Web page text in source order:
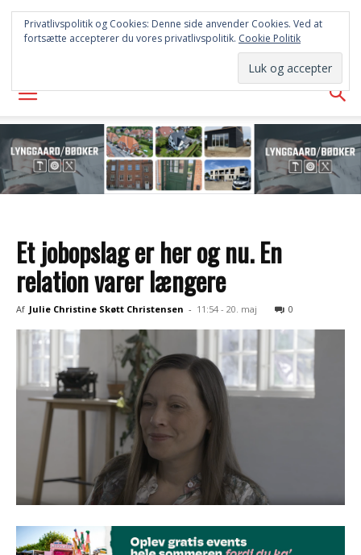
FREDERICIA
AVISEN
Et jobopslag er her og nu. En
relation varer længere
Af Julie Christine Skøtt Christensen - 11:54 - 20. maj 0
Privatlivspolitik og Cookies: Denne side anvender Cookies. Ved at
fortsætte accepterer du vores privatlivspolitik. Cookie Politik